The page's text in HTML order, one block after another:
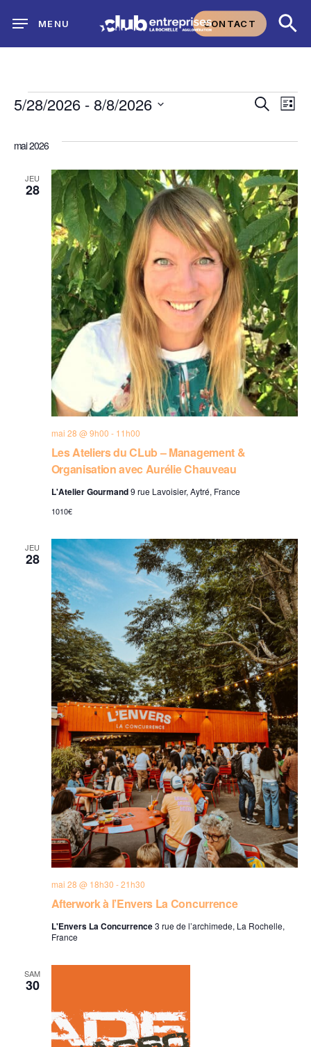
main
CONTACT
MENU
Évènements
et
de
vues
Recherche
de
Liste
5/28/2026 - 8/8/2026
une
mai 2026
JEU
28
Les Ateliers du CLub – Management &
Organisation avec Aurélie Chauveau
mai 28 @ 9h00 - 11h00
L'Atelier Gourmand9 rue Lavoisier, Aytré, France
1010€
JEU
28
Afterwork à l’Envers La Concurrence
mai 28 @ 18h30 -21h30
L'Envers La Concurrence3 rue de l’archimede, La Rochelle,
France
SAM
30